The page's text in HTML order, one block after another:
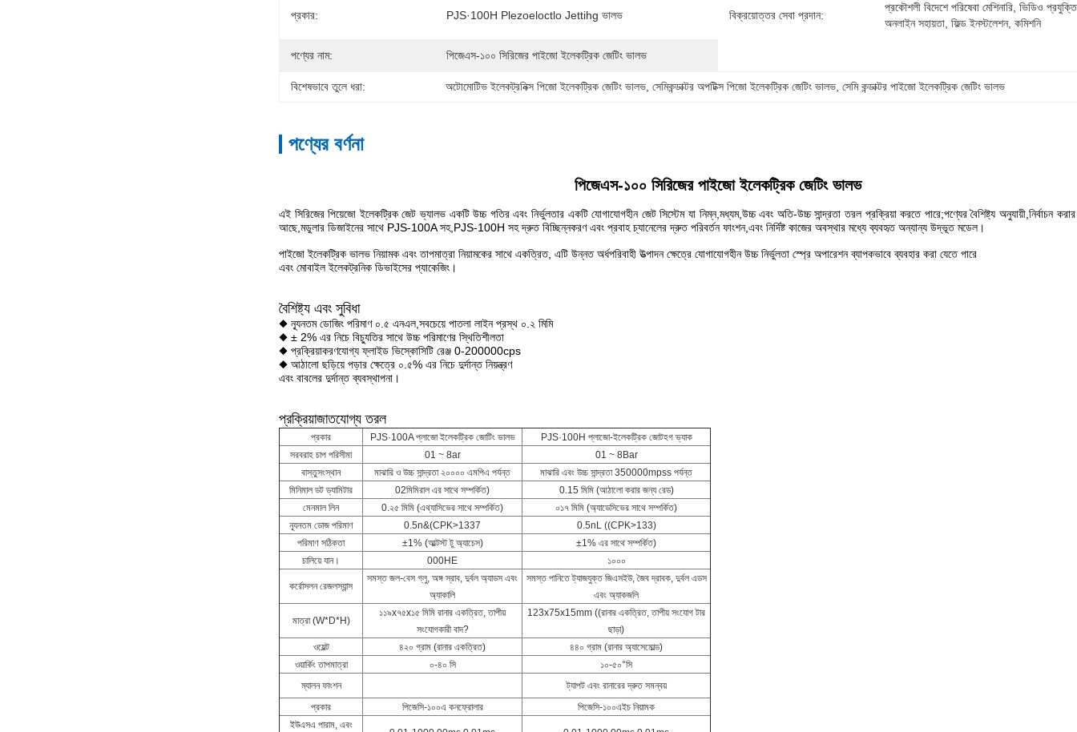
প্রকার: PJS·100H Plezoeloctlo Jettihg ভালভ বিক্রয়োত্তর সেবা প্রদান:
প্রকৌশলী বিদেশে পরিষেবা মেশিনারি, ভিডিও
অনলাইন সহায়তা, ফিল্ড ইনস্টলেশন, কমিশনি
পণ্যের নাম: পিজেএস-১০০ সিরিজের পাইজো ইলেকট্রিক জেটিং ভালভ
বিশেষভাবে তুলে ধরা: অটোমোটিভ ইলেকট্রনিক্স পিজো ইলেকট্রিক জেটিং ভালভ , সেমিকন্ডাক্টর অপটিক্স পিজো ইলেকট্রিক জেটিং ভালভ , সেমি কন্ডাক্টর পাইজো ইলেকট্রিক জেটিং ভালভ
পণ্যের বর্ণনা
পিজেএস-১০০ সিরিজের পাইজো ইলেকট্রিক জেটিং ভালভ
এই সিরিজের পিয়েজো ইলেকট্রিক জেট ভ্যালভ একটি উচ্চ গতির এবং নির্ভুলতার একটি যোগাযোগহীন জেট সিস্টেম যা নিম্ন,মধ্যম,উচ্চ এবং অতি-উচ্চ সান্দ্রতা তরল প্রক্রিয়া করতে পারে;পণ্যের বৈশিষ্ট্য অনুযায়ী,নির্বাচন
আছে,মডুলার ডিজাইনের সাথে PJS-100A সহ,PJS-100H সহ দ্রুত বিচ্ছিন্নকরণ এবং প্রবাহ চ্যানেলের দ্রুত পরিবর্তন ফাংশন,এবং নির্দিষ্ট কাজের অবস্থার মধ্যে ব্যবহৃত অন্যান্য উদ্ভূত মডেল।
পাইজো ইলেকট্রিক ভালভ নিয়ামক এবং তাপমাত্রা নিয়ামকের সাথে একত্রিত, এটি উন্নত অর্ধপরিবাহী উত্পাদন ক্ষেত্রে যোগাযোগহীন উচ্চ নির্ভুলতা স্প্রে অপারেশন ব্যাপকভাবে ব্যবহার করা যেতে পারে
এবং মোবাইল ইলেকট্রনিক ডিভাইসের প্যাকেজিং।
বৈশিষ্ট্য এবং সুবিধা
◆ ন্যূনতম ডোজিং পরিমাণ ০.৫ এনএল,সবচেয়ে পাতলা লাইন প্রস্থ ০.২ মিমি
◆ ± 2% এর নিচে বিচ্যুতির সাথে উচ্চ পরিমাণের স্থিতিশীলতা
◆ প্রক্রিয়াকরণযোগ্য ফ্লাইড ভিস্কোসিটি রেঞ্জ 0-200000cps
◆ আঠালো ছড়িয়ে পড়ার ক্ষেত্রে ০.৫% এর নিচে দুর্দান্ত নিয়ন্ত্রণ
এবং বাবলের দুর্দান্ত ব্যবস্থাপনা।
প্রক্রিয়াজাতযোগ্য তরল
প্রকার PJS·100A প্লাজো ইলেকট্রিক জোটিং ভালভ
PJS·100H প্লাজো-ইলেকট্রিক জোটহগ ভ্যাক
সরবরাহ চাপ পরিসীমা
01 ~ 8ar
01 ~ 8Bar
বাস্তুসংস্থান
মাঝারি ও উচ্চ সান্দ্রতা ২০০০০ এমপিএ পর্যন্ত
মাঝারি এবং উচ্চ সান্দ্রতা 350000mpss পর্যন্ত
মিনিমাল ডট ড্যামিটার
02মিমিরাল এর সাথে সম্পর্কিত)
0.15 মিমি (আঠালো করার জন্য রেড)
মেনমাল লিন
0.২৫ মিমি (এথ্যাসিভের সাথে সম্পর্কিত)
০১৭ মিমি (অ্যাডেসিভের সাথে সম্পর্কিত)
ন্যূনতম ডোজ পরিমাণ
0.5n&(CPK>1337
0.5nL ((CPK>133)
পরিমাণ সঠিকতা
±1% (আল্টস্ট টু অ্যাচেস)
±1% এর সাথে সম্পর্কিত)
চালিয়ে যান।
000HE ১০০০
কর্রোসলন রেজলস্যান্স
সমস্ত জল-বেস গ্লু, অঙ্গ স্রাব, দুর্বল অ্যাডস এবং
অ্যাকালি
সমস্ত পানিতে ট্যাজযুক্ত জিএসইউ, জৈব দ্রাবক, দুর্বল এডস
এবং অ্যাকজলি
মাত্রা (W*D*H)
১১৯x৭৫x১৫ মিমি রানার একত্রিত, তাপীয়
সংযোগকারী বাদ?
123x75x15mm ((রানার একত্রিত, তাপীয় সংযোগ টার
ছাড়া)
ওয়েল্ট
৪২০ গ্রাম (রানার একত্রিত)
৪৪০ গ্রাম (রানার অ্যাসেমোল্ড)
ওয়ার্কিং তাপমাত্রা
০-৪০ সি
১০-৫০°সি
ম্যালন ফাংশন
ট্যাপট এবং রানারের দ্রুত সমন্বয়
প্রকার
পিজেসি-১০০এ কনফ্রোলার
পিজেসি-১০০এইচ নিয়ামক
ইউএসএ পারাম, এবং